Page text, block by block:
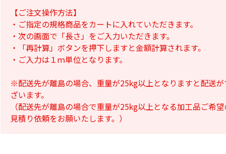
【ご注文操作方法】
・ご指定の規格商品をカートに入れていただきます。
・次の画面で「長さ」をご入力いただきます。
・「再計算」ボタンを押下しますと金額計算されます。
・ご入力は１ｍ単位となります。
※配送先が離島の場合、重量が25kg以上となりますと配送
ざいます。
（配送先が離島の場合で重量が25kg以上となる加工品ご希
見積り依頼をお願いたします。）